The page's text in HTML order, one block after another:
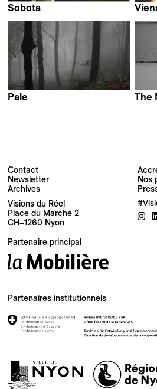
Sobota
Pale
The
Contact
Newsletter
Archives
Nos
Visions du Réel
Place du Marché 2
CH–1260 Nyon
Partenaire principal
Partenaires institutionnels
Newsletter
Votre adresse e-mail
Newsletter — FR
Nouvelles du Festival destinées au
Newsletter — EN
Industry Newsletter — EN
News about the Festival &
S'inscrire
Ce site est protégé par reCAPTCHA, la
et lesConditions d'utilisationde Google